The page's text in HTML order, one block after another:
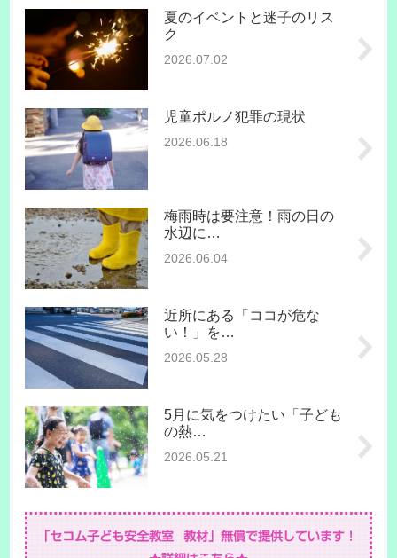
夏のイベントと迷子のリス
ク
2026.07.02
児童ポルノ犯罪の現状
2026.06.18
梅雨時は要注意！雨の日の
水辺に…
2026.06.04
近所にある「ココが危な
い！」を…
2026.05.28
5月に気をつけたい「子ども
の熱…
2026.05.21